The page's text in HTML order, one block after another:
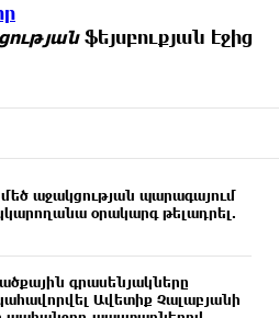
աջակցության պարագայում
օրակարգ թելադրել.
գրասենյակները
Ավետիք Չալաբյանի
ֆեյսբուքյան էջից